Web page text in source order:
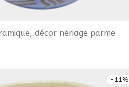
décor nériage parme
- 11%